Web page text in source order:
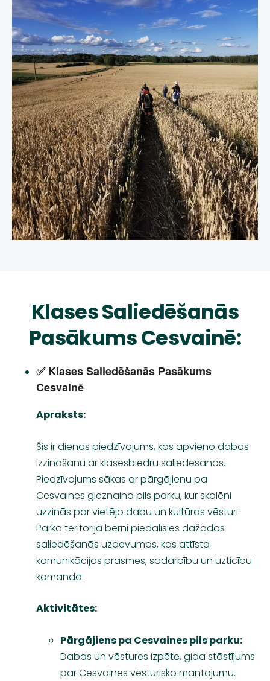
Klases Saliedēšanās
Pasākums Cesvainē:
✅ Klases Saliedēšanās Pasākums
Cesvainē
Apraksts:
Šis ir dienas piedzīvojums, kas apvieno dabas
izzināšanu ar klasesbiedru saliedēšanos.
Piedzīvojums sākas ar pārgājienu pa
Cesvaines gleznaino pils parku, kur skolēni
uzzinās par vietējo dabu un kultūras vēsturi.
Parka teritorijā bērni piedalīsies dažādos
saliedēšanās uzdevumos, kas attīsta
komunikācijas prasmes, sadarbību un uzticību
komandā.
Aktivitātes:
Pārgājiens pa Cesvaines pils parku:
Dabas un vēstures izpēte, gida stāstījums
par Cesvaines vēsturisko mantojumu.